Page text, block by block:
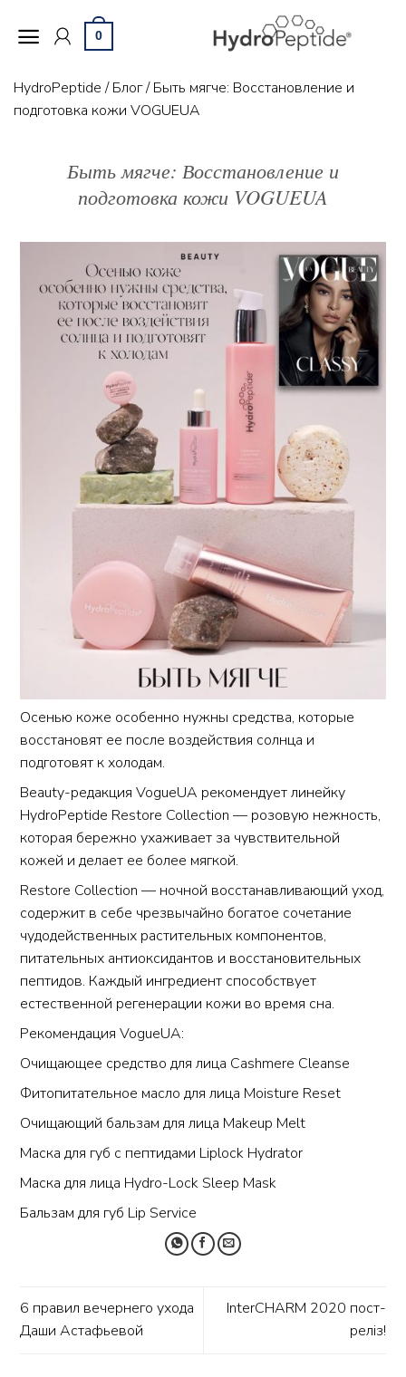
0
HydroPeptide / Блог/Быть мягче: Восстановление и
подготовка кожи VOGUEUA
Быть мягче: Восстановление и
подготовка кожи VOGUEUA
Осенью коже особенно нужны средства, которые
восстановят ее после воздействия солнца и
подготовят к холодам.
Beauty-редакцияVogueUA рекомендует линейку
HydroPeptide Restore Collection — розовую нежность,
которая бережно ухаживает за чувствительной
кожей и делает ее более мягкой.
Restore Collection — ночной восстанавливающий уход,
содержит в себе чрезвычайно богатое сочетание
чудодейственных растительных компонентов,
питательных антиоксидантов и восстановительных
пептидов. Каждый ингредиент способствует
естественной регенерации кожи во время сна.
РекомендацияVogueUA:
Очищающее средство для лица Cashmere Cleanse
Фитопитательное масло для лица Moisture Reset
Очищающий бальзам для лица Makeup Melt
Маска для губ с пептидами Liplock Hydrator
Маска для лица Hydro-Lock Sleep Mask
Бальзам для губ Lip Service
6 правил вечернего ухода
Даши Астафьевой
InterCHARM 2020 пост-
реліз!